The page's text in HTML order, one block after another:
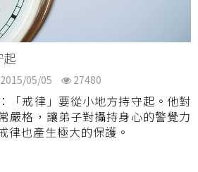
2015/05/05 27480
「戒律」要從小地方持守起。他對
嚴格，讓弟子對攝持身心的警覺力
律也產生極大的保護。